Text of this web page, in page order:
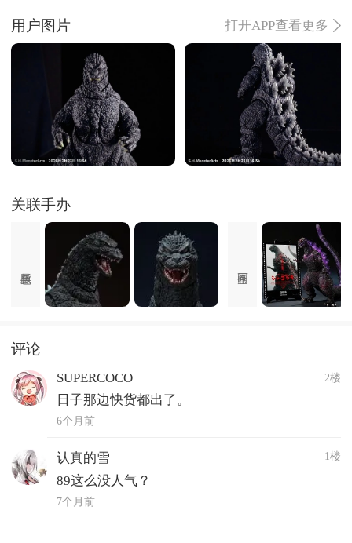
用户图片 打开APP查看更多
关联手办
评论
SUPERCOCO 2楼
日子那边快货都出了。
6个月前
认真的雪 1楼
89这么没人气？
7个月前